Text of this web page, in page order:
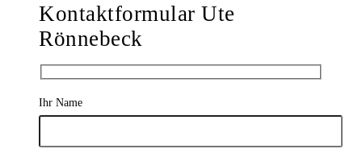
Kontaktformular Ute
Rönnebeck
Ihr Name